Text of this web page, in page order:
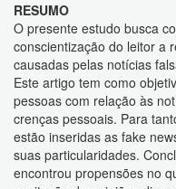
RESUMO
O presente estudo busca
conscientização do leitor a
causadas pelas notícias
Este artigo tem como
pessoas com relação às
crenças pessoais. Para
estão inseridas as fake
suas particularidades.
encontrou propensões no